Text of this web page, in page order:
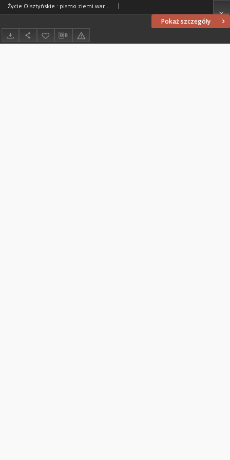
Pokaż szczegóły
Życie Olsztyńskie : pismo ziemi warmińsko-mazurskiej, 1949, nr 83